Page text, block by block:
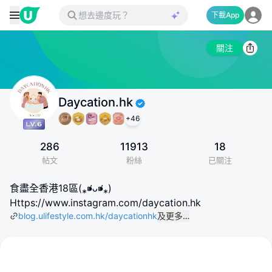
下載App
關注
Daycation.hk
+46
286
帖文
11913
粉絲
18
已關注
食盡全香港18區(⁎⁍̴̛ᴗ⁍̴̛⁎)
Https://www.instagram.com/daycation.hk
blog.ulifestyle.com.hk/daycationhk及更多…